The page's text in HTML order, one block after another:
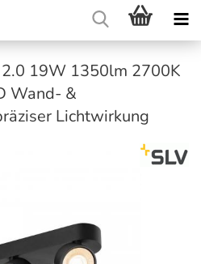
19W 1350lm 2700K
Wand- &
Lichtwirkung